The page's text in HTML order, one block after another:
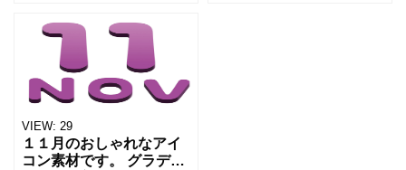
やチラシなどの月の表示
アイコンとしてご活用く
ださいませ。 シンプルモ
ダンデザインのアイコン
VIEW: 29
１１月のおしゃれなアイ
コン素材です。 グラデー